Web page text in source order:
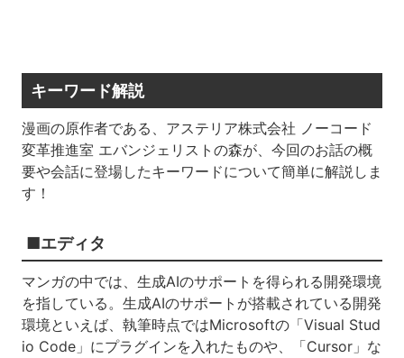
キーワード解説
漫画の原作者である、アステリア株式会社 ノーコード
変革推進室 エバンジェリストの森が、今回のお話の概
要や会話に登場したキーワードについて簡単に解説しま
す！
■エディタ
マンガの中では、生成AIのサポートを得られる開発環境
を指している。生成AIのサポートが搭載されている開発
環境といえば、執筆時点ではMicrosoftの「Visual Stud
io Code」にプラグインを入れたものや、「Cursor」な